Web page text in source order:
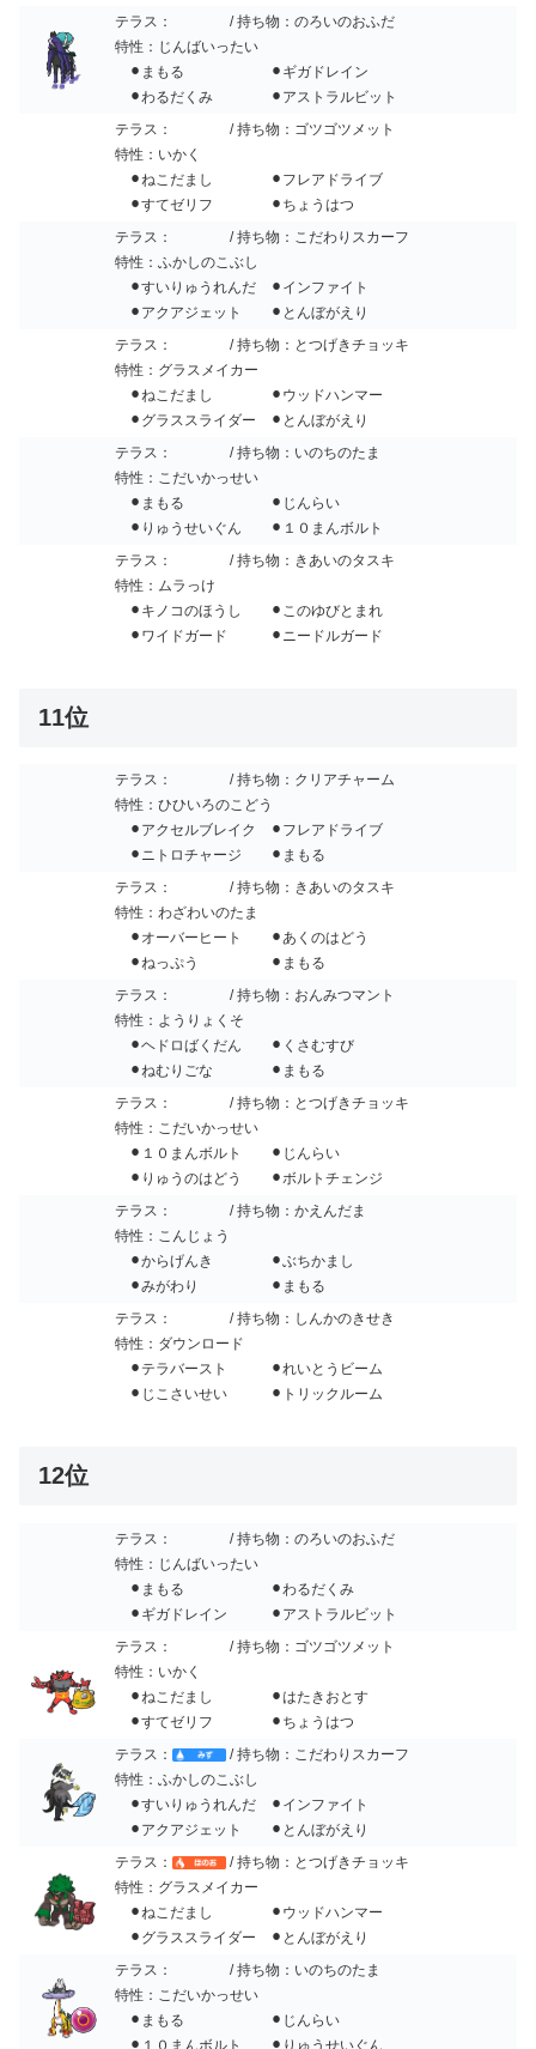
テラス：
/ 持ち物：のろいのおふだ
特性：じんばいったい
⚫︎まもる ⚫︎ギガドレイン
⚫︎わるだくみ ⚫︎アストラルビット
テラス：
/ 持ち物：ゴツゴツメット
特性：いかく
⚫︎ねこだまし ⚫︎フレアドライブ
⚫︎すてゼリフ ⚫︎ちょうはつ
テラス：
/ 持ち物：こだわりスカーフ
特性：ふかしのこぶし
⚫︎すいりゅうれんだ ⚫︎インファイト
⚫︎アクアジェット ⚫︎とんぼがえり
テラス：
/ 持ち物：とつげきチョッキ
特性：グラスメイカー
⚫︎ねこだまし ⚫︎ウッドハンマー
⚫︎グラススライダー ⚫︎とんぼがえり
テラス：
/ 持ち物：いのちのたま
特性：こだいかっせい
⚫︎まもる ⚫︎じんらい
⚫︎りゅうせいぐん ⚫︎１０まんボルト
テラス：
/ 持ち物：きあいのタスキ
特性：ムラっけ
⚫︎キノコのほうし ⚫︎このゆびとまれ
⚫︎ワイドガード ⚫︎ニードルガード
11位
テラス：
/ 持ち物：クリアチャーム
特性：ひひいろのこどう
⚫︎アクセルブレイク ⚫︎フレアドライブ
⚫︎ニトロチャージ ⚫︎まもる
テラス：
/ 持ち物：きあいのタスキ
特性：わざわいのたま
⚫︎オーバーヒート ⚫︎あくのはどう
⚫︎ねっぷう ⚫︎まもる
テラス：
/ 持ち物：おんみつマント
特性：ようりょくそ
⚫︎ヘドロばくだん ⚫︎くさむすび
⚫︎ねむりごな ⚫︎まもる
テラス：
/ 持ち物：とつげきチョッキ
特性：こだいかっせい
⚫︎１０まんボルト ⚫︎じんらい
⚫︎りゅうのはどう ⚫︎ボルトチェンジ
テラス：
/ 持ち物：かえんだま
特性：こんじょう
⚫︎からげんき ⚫︎ぶちかまし
⚫︎みがわり ⚫︎まもる
テラス：
/ 持ち物：しんかのきせき
特性：ダウンロード
⚫︎テラバースト ⚫︎れいとうビーム
⚫︎じこさいせい ⚫︎トリックルーム
12位
テラス：
/ 持ち物：のろいのおふだ
特性：じんばいったい
⚫︎まもる ⚫︎わるだくみ
⚫︎ギガドレイン ⚫︎アストラルビット
テラス：
/ 持ち物：ゴツゴツメット
特性：いかく
⚫︎ねこだまし ⚫︎はたきおとす
⚫︎すてゼリフ ⚫︎ちょうはつ
テラス：
/ 持ち物：こだわりスカーフ
特性：ふかしのこぶし
⚫︎すいりゅうれんだ ⚫︎インファイト
⚫︎アクアジェット ⚫︎とんぼがえり
テラス：
/ 持ち物：とつげきチョッキ
特性：グラスメイカー
⚫︎ねこだまし ⚫︎ウッドハンマー
⚫︎グラススライダー ⚫︎とんぼがえり
テラス：
/ 持ち物：いのちのたま
特性：こだいかっせい
⚫︎まもる ⚫︎じんらい
⚫︎１０まんボルト ⚫︎りゅうせいぐん